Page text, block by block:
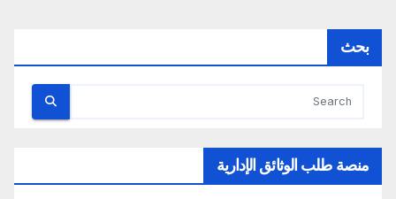
بحث
منصة طلب الوثائق الإدارية